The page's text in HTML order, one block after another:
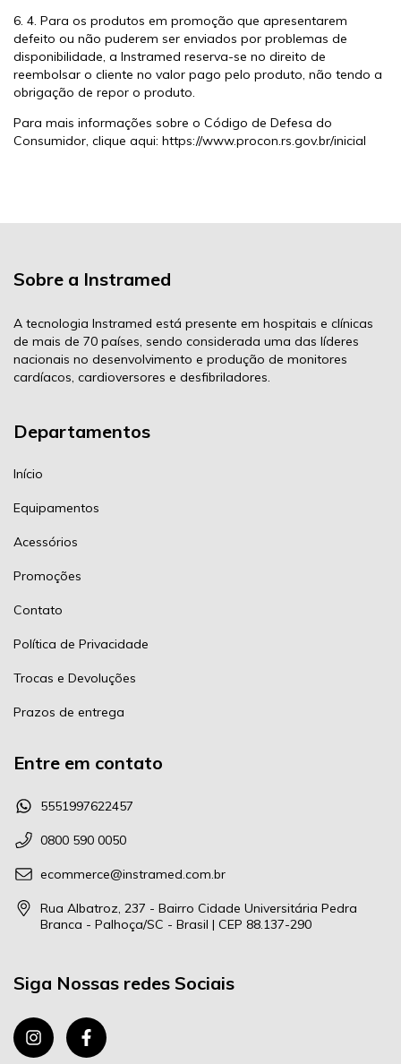
6. 4. Para os produtos em promoção que apresentarem
defeito ou não puderem ser enviados por problemas de
disponibilidade, a Instramed reserva-se no direito de
reembolsar o cliente no valor pago pelo produto, não tendo a
obrigação de repor o produto.
Para mais informações sobre o Código de Defesa do
Consumidor, clique aqui: https://www.procon.rs.gov.br/inicial
Sobre a Instramed
A tecnologia Instramed está presente em hospitais e clínicas
de mais de 70 países, sendo considerada uma das líderes
nacionais no desenvolvimento e produção de monitores
cardíacos, cardioversores e desfibriladores.
Departamentos
Início
Equipamentos
Acessórios
Promoções
Contato
Política de Privacidade
Trocas e Devoluções
Prazos de entrega
Entre em contato
5551997622457
0800 590 0050
ecommerce@instramed.com.br
Rua Albatroz, 237 - Bairro Cidade Universitária Pedra
Branca - Palhoça/SC - Brasil | CEP 88.137-290
Siga Nossas redes Sociais